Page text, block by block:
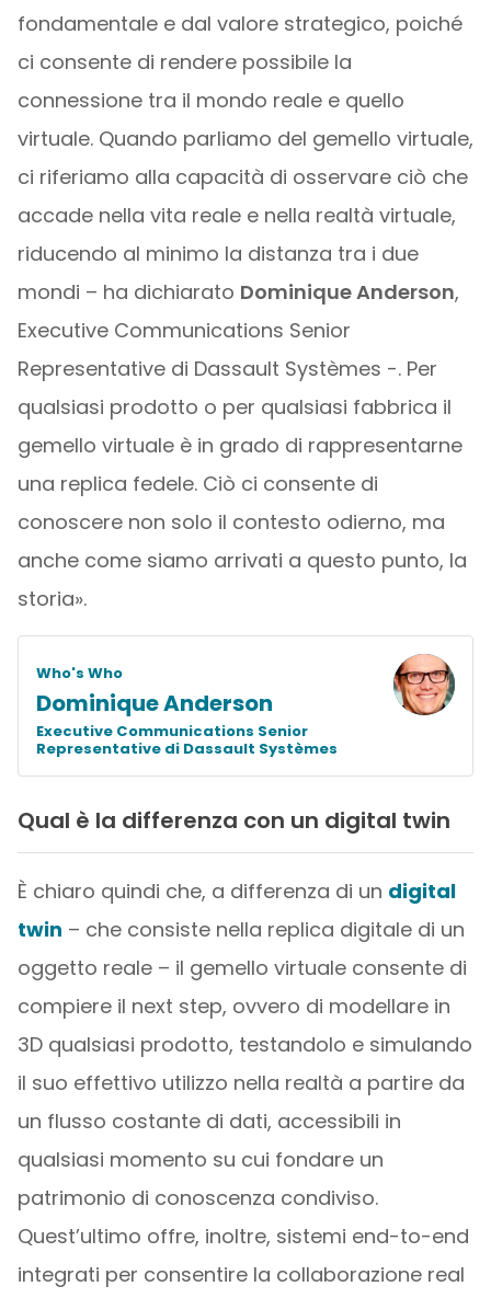
fondamentale e dal valore strategico, poiché
ci consente di rendere possibile la
connessione tra il mondo reale e quello
virtuale. Quando parliamo del gemello virtuale,
ci riferiamo alla capacità di osservare ciò che
accade nella vita reale e nella realtà virtuale,
riducendo al minimo la distanza tra i due
mondi – ha dichiarato Dominique Anderson,
Executive Communications Senior
Representative di Dassault Systèmes -. Per
qualsiasi prodotto o per qualsiasi fabbrica il
gemello virtuale è in grado di rappresentarne
una replica fedele. Ciò ci consente di
conoscere non solo il contesto odierno, ma
anche come siamo arrivati a questo punto, la
storia».
Who's Who
Dominique Anderson
Executive Communications Senior
Representative di Dassault Systèmes
Qual è la differenza con un digital twin
È chiaro quindi che, a differenza di un digital
twin – che consiste nella replica digitale di un
oggetto reale – il gemello virtuale consente di
compiere il next step, ovvero di modellare in
3D qualsiasi prodotto, testandolo e simulando
il suo effettivo utilizzo nella realtà a partire da
un flusso costante di dati, accessibili in
qualsiasi momento su cui fondare un
patrimonio di conoscenza condiviso.
Quest’ultimo offre, inoltre, sistemi end-to-end
integrati per consentire la collaborazione real